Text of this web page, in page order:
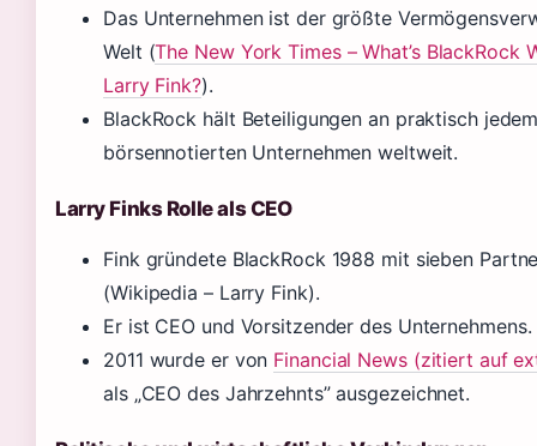
Das Unternehmen ist der größte
Welt (The New York Times – What’s BlackRock
Larry Fink?).
BlackRock hält Beteiligungen an praktisch
börsennotierten Unternehmen weltweit.
Larry Finks Rolle als CEO
Fink gründete BlackRock 1988 mit sieben
(Wikipedia – Larry Fink).
Er ist CEO und Vorsitzender des Unternehmens.
2011 wurde er von Financial News (zitiert auf
als „CEO des Jahrzehnts” ausgezeichnet.